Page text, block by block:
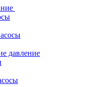
давление